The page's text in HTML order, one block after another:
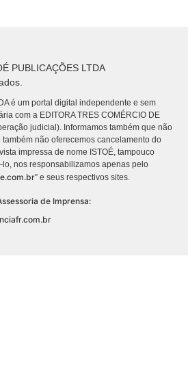
PUBLICAÇÕES LTDA
é um portal digital independente e sem
com a EDITORA TRES COMÉRCIO DE
judicial). Informamos também que não
não oferecemos cancelamento do
impressa de nome ISTOÉ, tampouco
nos responsabilizamos apenas pelo
” e seus respectivos sites.
de Imprensa: